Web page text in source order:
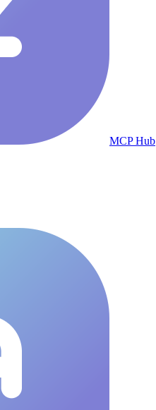
MCP Hub